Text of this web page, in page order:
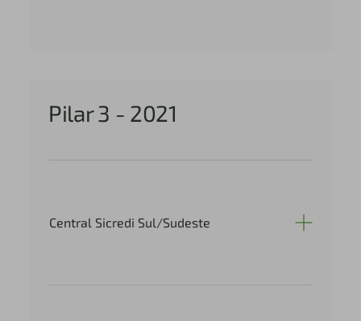
Pilar 3 - 2021
Central Sicredi Sul/Sudeste